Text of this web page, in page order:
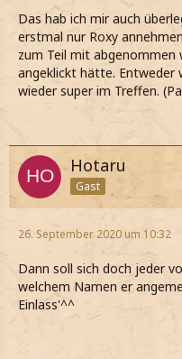
Das hab ich mir auch
erstmal nur Roxy
zum Teil mit abgenommen
angeklickt hätte. Entweder
wieder super im Treffen.
Hotaru
Gast
26. September 2020 um 10:32
Dann soll sich doch jeder
welchem Namen er
Einlass'^^